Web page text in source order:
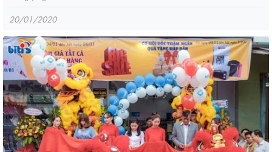
20/01/2020